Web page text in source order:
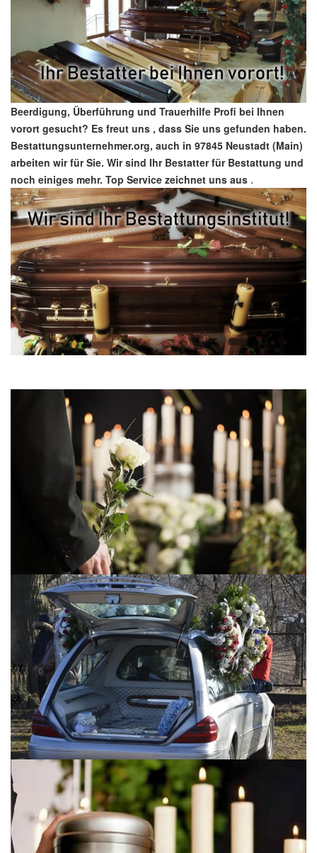
Beerdigung, Überführung und Trauerhilfe Profi bei Ihnen
vorort gesucht? Es freut uns , dass Sie uns gefunden haben.
Bestattungsunternehmer.org, auch in 97845 Neustadt (Main)
arbeiten wir für Sie. Wir sind Ihr Bestatter für Bestattung und
noch einiges mehr. Top Service zeichnet uns aus .